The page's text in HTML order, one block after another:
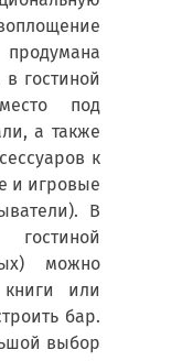
гостиной
под
а также
к
и игровые
В
можно
или
бар.
выбор